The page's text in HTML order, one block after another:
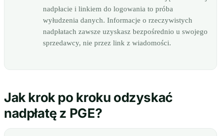
nadpłacie i linkiem do logowania to próba
wyłudzenia danych. Informacje o rzeczywistych
nadpłatach zawsze uzyskasz bezpośrednio u swojego
sprzedawcy, nie przez link z wiadomości.
Jak krok po kroku odzyskać
nadpłatę z PGE?